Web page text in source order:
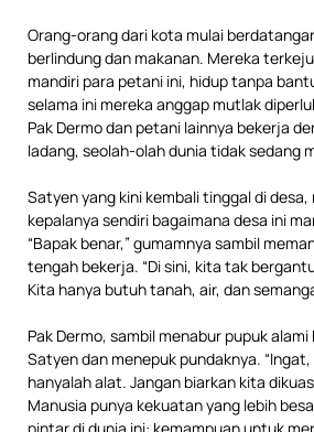
Orang-orang dari kota mulai
berlindung dan makanan. Mereka
mandiri para petani ini, hidup tanpa
selama ini mereka anggap mutlak
Pak Dermo dan petani lainnya bekerja
ladang, seolah-olah dunia tidak sedang
Satyen yang kini kembali tinggal di
kepalanya sendiri bagaimana desa ini
“Bapak benar,” gumamnya sambil
tengah bekerja. “Di sini, kita tak
Kita hanya butuh tanah, air, dan
Pak Dermo, sambil menabur pupuk
Satyen dan menepuk pundaknya.
hanyalah alat. Jangan biarkan kita
Manusia punya kekuatan yang lebih